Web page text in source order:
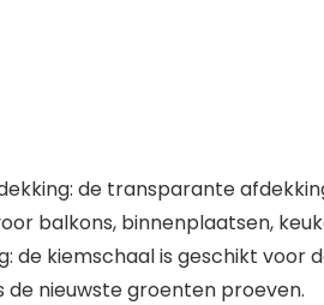
de transparante
balkons, binnenplaatsen,
de kiemschaal is geschikt voor
de nieuwste groenten proeven.